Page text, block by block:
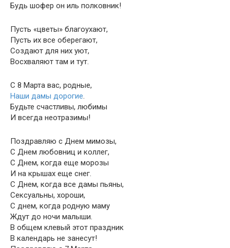
Будь шофер он иль полковник!
Пусть «цветы» благоухают,
Пусть их все оберегают,
Создают для них уют,
Восхваляют там и тут.
С 8 Марта вас, родные,
Наши дамы дорогие.
Будьте счастливы, любимы
И всегда неотразимы!
Поздравляю с Днем мимозы,
С Днем любовниц и коллег,
С Днем, когда еще морозы
И на крышах еще снег.
С Днем, когда все дамы пьяны,
Сексуальны, хороши,
С днем, когда родную маму
Ждут до ночи малыши.
В общем клевый этот праздник
В календарь не занесут!